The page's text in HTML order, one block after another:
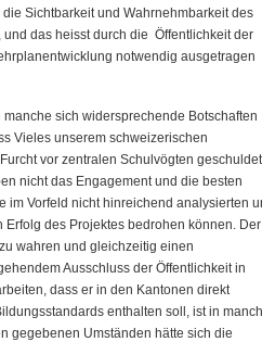
Sichtbarkeit und Wahrnehmbarkeit des
das heisst durch die Öffentlichkeit der
notwendig ausgetragen
sich widersprechende Botschaften
Vieles unserem schweizerischen
vor zentralen Schulvögten
nicht das Engagement und die besten
im Vorfeld nicht hinreichend analysierten
des Projektes bedrohen können. Der
wahren und gleichzeitig einen
Ausschluss der Öffentlichkeit in
dass er in den Kantonen direkt
enthalten soll, ist in
gegebenen Umständen hätte sich die